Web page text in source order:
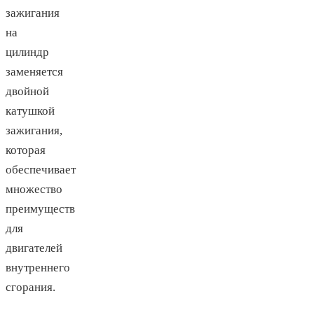
зажигания
на
цилиндр
заменяется
двойной
катушкой
зажигания,
которая
обеспечивает
множество
преимуществ
для
двигателей
внутреннего
сгорания.